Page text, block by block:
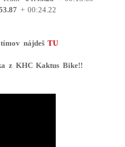
+ 00:24.22
nájdešTU
z KHC Kaktus Bike!!